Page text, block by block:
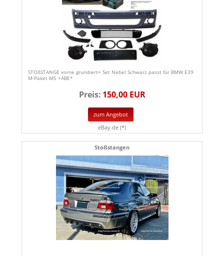
STOßSTANGE vorne grundiert+ Set Nebel Schwarz passt für BMW E39
M-Paket M5 +ABE*
Preis: 150,00 EUR
zum Angebot
eBay.de (*)
Stoßstangen